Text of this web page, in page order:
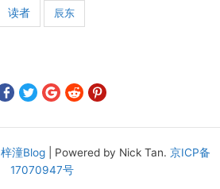
读者 辰东
梓潼Blog| Powered by Nick Tan. 京ICP备
17070947号